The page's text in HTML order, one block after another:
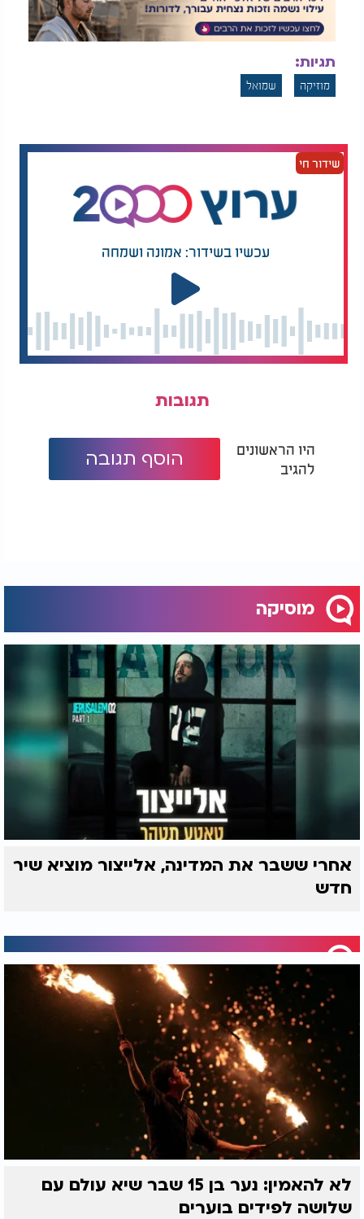
"להם אני מקדיש את המילים האלה -
שהלב שנשבר ישוב לפעום, שהתהום הסוערת שנפערה
בנפש תמצא לה נחמה. זה כל כך קשה להחזיק את
שמואל - "יגיע זמן"
תגיות:
מוזיקה שמואל
שידור חי
עכשיו בשידור: אמונה ושמחה
תגובות
היו הראשונים
להגיב
הוסף תגובה
מוסיקה
אחרי ששבר את המדינה, אלייצור מוציא שיר
חדש
לא להאמין: נער בן 15 שבר שיא עולם עם
שלושה לפידים בוערים